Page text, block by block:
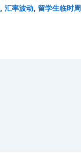
, 汇率波动, 留学生临时